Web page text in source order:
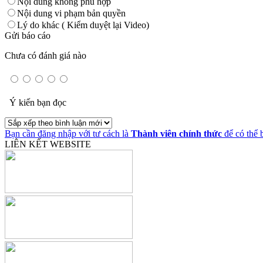
Nội dung vi phạm bản quyền
Lý do khác ( Kiểm duyệt lại Video)
Gửi báo cáo
Chưa có đánh giá nào
Ý kiến bạn đọc
Bạn cần đăng nhập với tư cách là Thành viên chính thức để có thể
LIÊN KẾT WEBSITE